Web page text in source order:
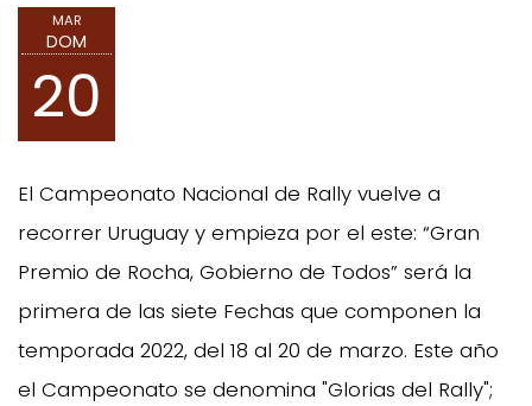
MAR
DOM
20
El Campeonato Nacional de Rally vuelve a
recorrer Uruguay y empieza por el este: “Gran
Premio de Rocha, Gobierno de Todos” será la
primera de las siete Fechas que componen la
temporada 2022, del 18 al 20 de marzo. Este año
el Campeonato se denomina "Glorias del Rally";